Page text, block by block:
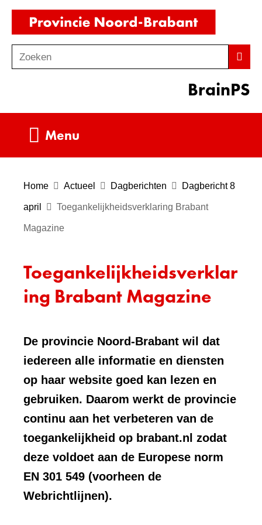
Ga
de
inhoud
o
Zoeken
BrainPS
Menu
Home Actueel Dagberichten Dagbericht 8
april Toegankelijkheidsverklaring Brabant
Magazine
Toegankelijkheidsverklar
ing Brabant Magazine
De provincie Noord-Brabant wil dat
iedereen alle informatie en diensten
op haar website goed kan lezen en
gebruiken. Daarom werkt de provincie
continu aan het verbeteren van de
toegankelijkheid op brabant.nl zodat
deze voldoet aan de Europese norm
EN 301 549 (voorheen de
Webrichtlijnen).